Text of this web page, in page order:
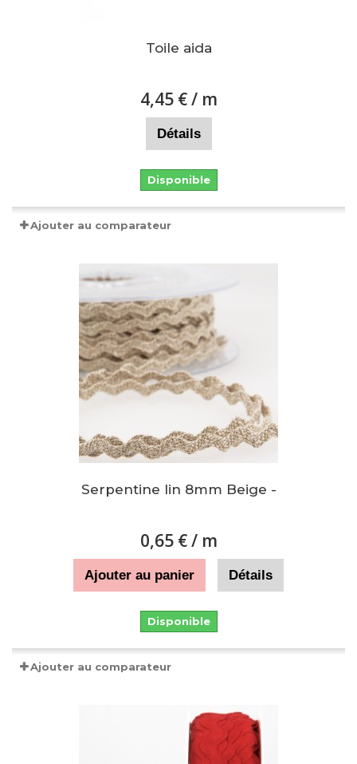
Toile aida
4,45 €/ m
Détails
Disponible
Ajouter au comparateur
Serpentine lin 8mm Beige -
0,65 €/ m
Ajouter au panier Détails
Disponible
Ajouter au comparateur